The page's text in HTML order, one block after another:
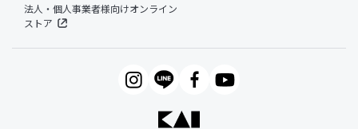
法人・個人事業者様向けオンライン
ストア